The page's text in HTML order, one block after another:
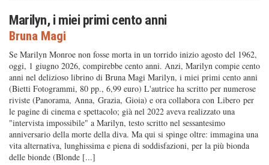
Marilyn, i miei primi cento anni
Bruna Magi
Se Marilyn Monroe non fosse morta in un torrido inizio agosto del 1962,
oggi, 1 giugno 2026, compirebbe cento anni. Anzi, Marilyn compie cento
anni nel delizioso librino di Bruna Magi Marilyn, i miei primi cento anni
(Bietti Fotogrammi, 80 pp., 6,99 euro) L'autrice ha scritto per numerose
riviste (Panorama, Anna, Grazia, Gioia) e ora collabora con Libero per
le pagine di cinema e spettacolo; già nel 2022 aveva realizzato una
"intervista impossibile" a Marilyn, testo scritto nel sessantesimo
anniversario della morte della diva. Ma qui si spinge oltre: immagina una
vita alternativa, lunghissima e piena di soddisfazioni, per la più bionda
delle bionde (Blonde [...]